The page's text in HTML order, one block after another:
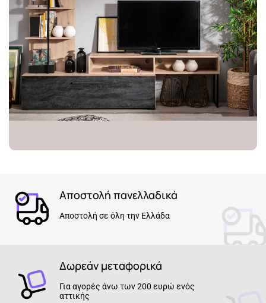
Αποστολή πανελλαδικά
Αποστολή σε όλη την Ελλάδα
Δωρεάν μεταφορικά
Για αγορές άνω των 200 ευρώ ενός
αττικής